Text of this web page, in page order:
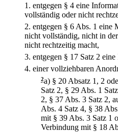
1. entgegen § 4 eine
vollständig oder nicht
2. entgegen § 6 Abs. 1 eine
nicht vollständig, nicht in
nicht rechtzeitig macht,
3. entgegen § 17 Satz 2
4. einer vollziehbaren
2a) § 20 Absatz 1, 2
Satz 2, § 29 Abs. 1
2, § 37 Abs. 3 Satz 2,
Abs. 4 Satz 4, § 38
mit § 39 Abs. 3 Satz 1
Verbindung mit § 18